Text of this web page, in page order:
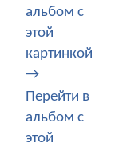
альбом с
этой
картинкой
→
Перейти в
альбом с
этой